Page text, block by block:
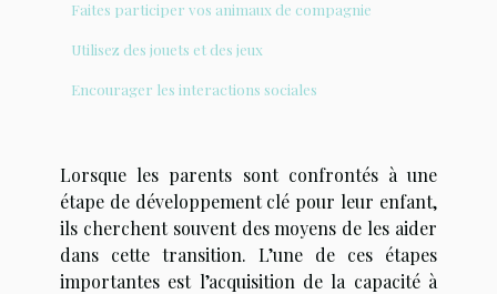
Faites participer vos animaux de compagnie
Utilisez des jouets et des jeux
Encourager les interactions sociales
Lorsque les parents sont confrontés à une
étape de développement clé pour leur enfant,
ils cherchent souvent des moyens de les aider
dans cette transition. L’une de ces étapes
importantes est l’acquisition de la capacité à